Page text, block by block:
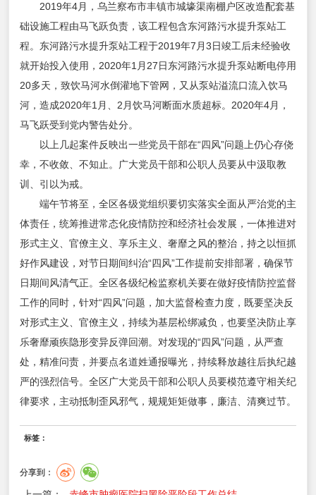
2019年4月，乌兰察布市丰镇市城壕渠南棚户区改造配套基
础设施工程由马飞跃负责，该工程包含东河路污水提升泵站工
程。东河路污水提升泵站工程于2019年7月3日竣工后未经验收
就开始投入使用，2020年1月27日东河路污水提升泵站断电停用
20多天，致饮马河水倒灌地下管网，又从泵站溢流口流入饮马
河，造成2020年1月、2月饮马河断面水质超标。2020年4月，
马飞跃受到党内警告处分。
以上几起案件反映出一些党员干部在“四风”问题上仍心存侥
幸，不收敛、不知止。广大党员干部和公职人员要从中汲取教
训、引以为戒。
端午节将至，全区各级党组织要切实落实全面从严治党的主
体责任，统筹推进常态化疫情防控和经济社会发展，一体推进对
形式主义、官僚主义、享乐主义、奢靡之风的整治，持之以恒抓
好作风建设，对节日期间纠治“四风”工作提前安排部署，确保节
日期间风清气正。全区各级纪检监察机关要在做好疫情防控监督
工作的同时，针对“四风”问题，加大监督检查力度，既要坚决反
对形式主义、官僚主义，持续为基层松绑减负，也要坚决防止享
乐奢靡顽疾隐形变异反弹回潮。对发现的“四风”问题，从严查
处，精准问责，并要点名道姓通报曝光，持续释放越往后执纪越
严的强烈信号。全区广大党员干部和公职人员要模范遵守相关纪
律要求，主动抵制歪风邪气，规规矩矩做事，廉洁、清爽过节。
标签：
分享到：